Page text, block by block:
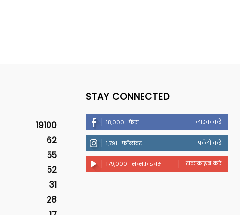
19100
62
55
52
31
28
STAY CONNECTED
18,000 फैंस लाइक करें
1,791 फॉलोवर फॉलो करें
179,000 सब्सक्राइबर्स सब्सक्राइब करें